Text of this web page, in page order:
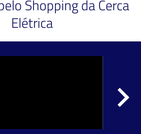
Shopping da Cerca
Elétrica